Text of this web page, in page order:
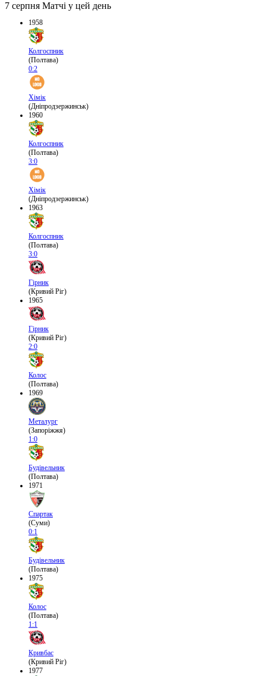
7 серпня Матчі у цей день
1958
Колгоспник
(Полтава)
0:2
Хімік
(Дніпродзержинськ)
1960
Колгоспник
(Полтава)
3:0
Хімік
(Дніпродзержинськ)
1963
Колгоспник
(Полтава)
3:0
Гірник
(Кривий Ріг)
1965
Гірник
(Кривий Ріг)
2:0
Колос
(Полтава)
1969
Металург
(Запоріжжя)
1:0
Будівельник
(Полтава)
1971
Спартак
(Суми)
0:1
Будівельник
(Полтава)
1975
Колос
(Полтава)
1:1
Кривбас
(Кривий Ріг)
1977